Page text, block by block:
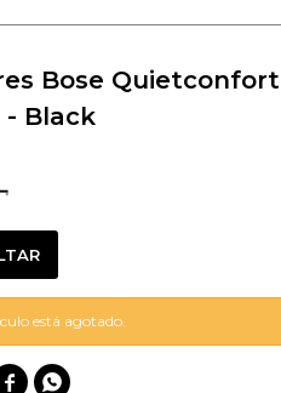
Bose Quietconfort
- Black
está agotado.
 